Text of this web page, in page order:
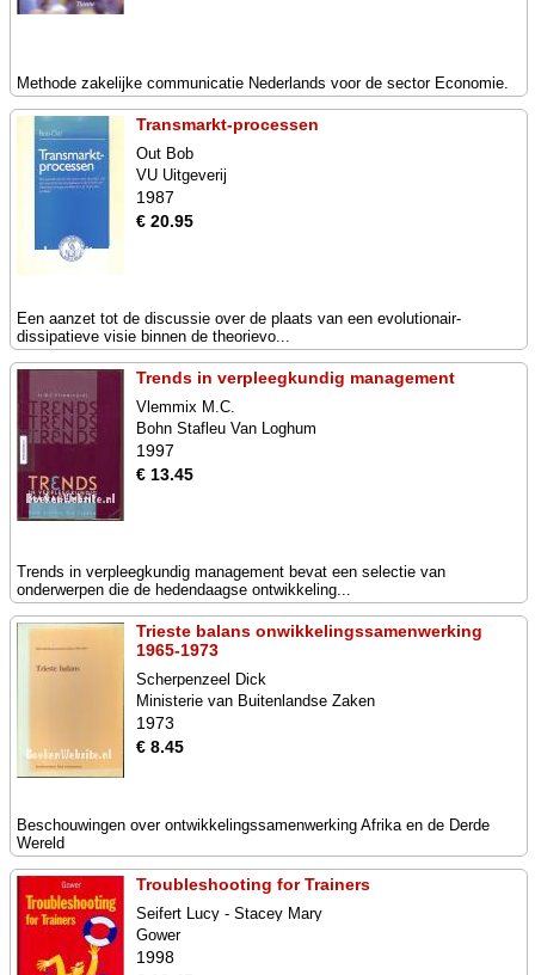
Methode zakelijke communicatie Nederlands voor de sector Economie.
Transmarkt-processen
Out Bob
VU Uitgeverij
1987
€ 20.95
Een aanzet tot de discussie over de plaats van een evolutionair-
dissipatieve visie binnen de theorievo...
Trends in verpleegkundig management
Vlemmix M.C.
Bohn Stafleu Van Loghum
1997
€ 13.45
Trends in verpleegkundig management bevat een selectie van
onderwerpen die de hedendaagse ontwikkeling...
Trieste balans onwikkelingssamenwerking
1965-1973
Scherpenzeel Dick
Ministerie van Buitenlandse Zaken
1973
€ 8.45
Beschouwingen over ontwikkelingssamenwerking Afrika en de Derde
Wereld
Troubleshooting for Trainers
Seifert Lucy - Stacey Mary
Gower
1998